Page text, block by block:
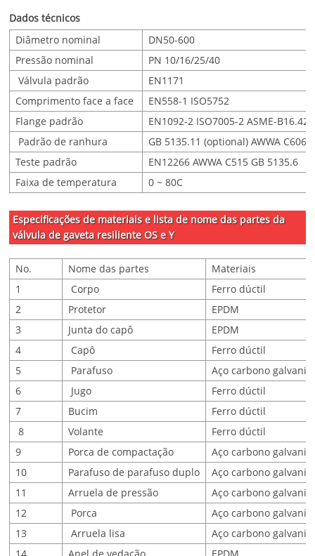
Dados técnicos
Diâmetro nominal
DN50-600
Pressão nominal
PN 10/16/25/40
Válvula padrão
EN1171
Comprimento face a face
EN558-1 ISO5752
Flange padrão
EN1092-2 ISO7005-2 ASME-B16.42
Padrão de ranhura
GB 5135.11 (optional) AWWA C606
Teste padrão
EN12266 AWWA C515 GB 5135.6
Faixa de temperatura
0 ~ 80C
Especificações de materiais e lista de nome das partes da
válvula de gaveta resiliente OS e Y
No. Nome das partes
Materiais
1
Corpo
Ferro dúctil
2
Protetor
EPDM
3
Junta do capô
EPDM
4
Capô
Ferro dúctil
5
Parafuso
Aço carbono
6
Jugo
Ferro dúctil
7
Bucim
Ferro dúctil
8
Volante
Ferro dúctil
9
Porca de compactação
Aço carbono
10
Parafuso de parafuso duplo
Aço carbono
11
Arruela de pressão
Aço carbono
12
Porca
Aço carbono
13
Arruela lisa
Aço carbono